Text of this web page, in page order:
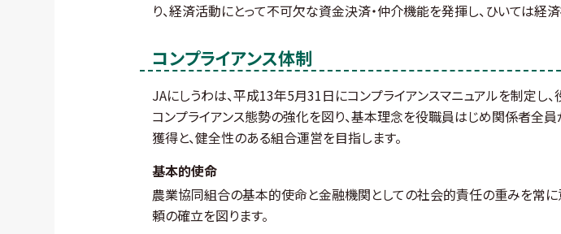
り、経済活動にとって不可欠な資金決済・仲介機能を発揮し、ひいては経
コンプライアンス体制
JAにしうわは、平成13年5月31日にコンプライアンスマニュアルを制定し
コンプライアンス態勢の強化を図り、基本理念を役職員はじめ関係者全
獲得と、健全性のある組合運営を目指します。
基本的使命
農業協同組合の基本的使命と金融機関としての社会的責任の重みを常
頼の確立を図ります。